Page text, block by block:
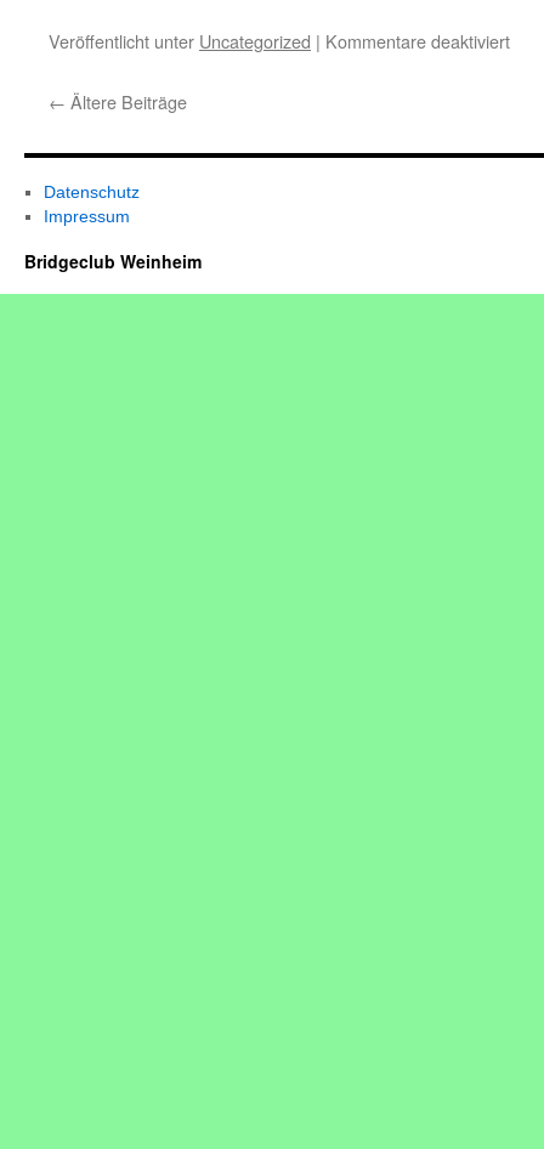
Veröffentlicht unter Uncategorized | Kommentare deaktiviertfür
← Ältere Beiträge
Datenschutz
Impressum
Bridgeclub Weinheim